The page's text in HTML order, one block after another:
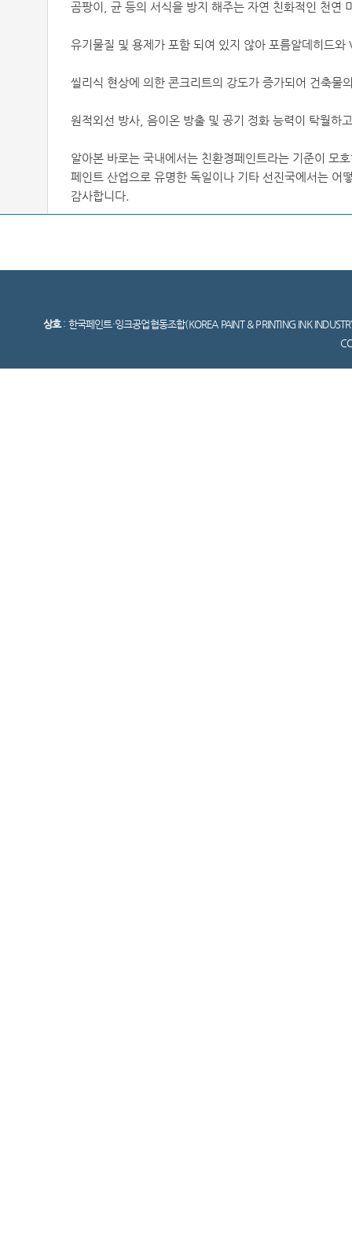
곰팡이, 균 등의 서식을 방지 해주는 자연 친화적인 천연
유기물질 및 용제가 포함 되여 있지 않아 포름알데히드
씰리식 현상에 의한 콘크리트의 강도가 증가되어 건축물
원적외선 방사, 음이온 방출 및 공기 정화 능력이 탁월하
알아본 바로는 국내에서는 친환경페인트라는 기준이 모
페인트 산업으로 유명한 독일이나 기타 선진국에서는 어
감사합니다.
상호: 한국페인트·잉크공업협동조합(KOREA PAINT & PRINTING INK